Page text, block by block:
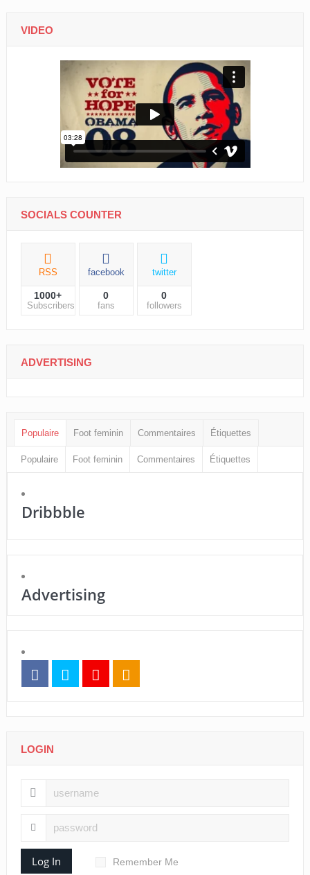
VIDEO
SOCIALS COUNTER
RSS
1000+
Subscribers
facebook
0
fans
twitter
0
followers
ADVERTISING
Populaire Foot feminin Commentaires Étiquettes
Populaire Foot feminin Commentaires Étiquettes
Dribbble
Advertising
LOGIN
Log In Remember Me